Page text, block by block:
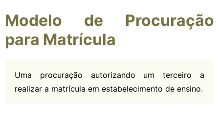
Modelo de Procuração
para Matrícula
Uma procuração autorizando um terceiro a
realizar a matrícula em estabelecimento de ensino.